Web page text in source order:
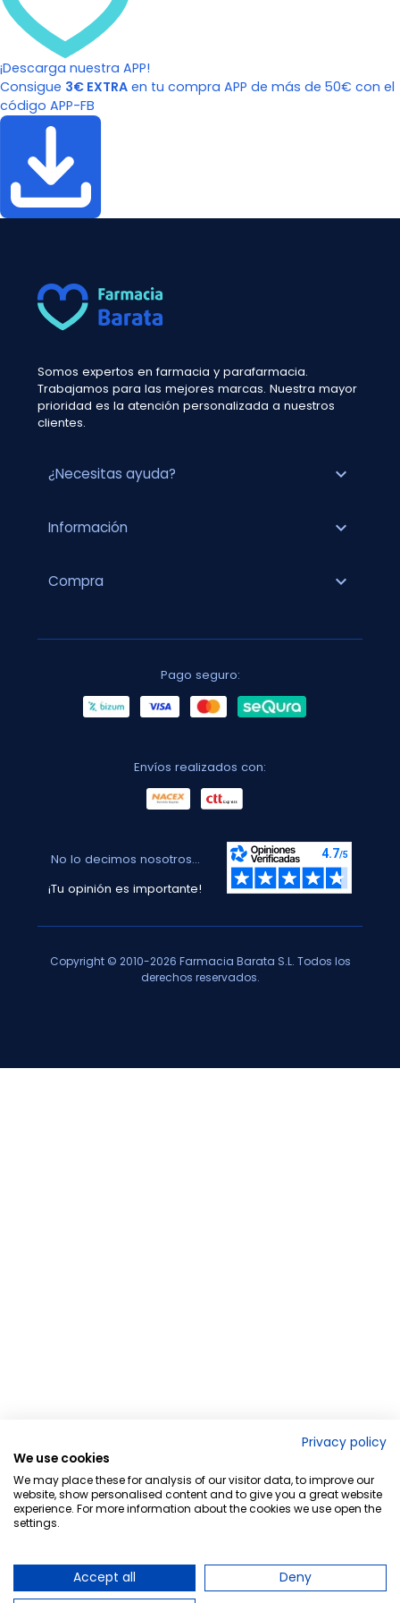
¡Descarga nuestra APP!
Consigue 3€ EXTRA en tu compra APP de más de 50€ con el
código APP-FB
Somos expertos en farmacia y parafarmacia.
Trabajamos para las mejores marcas. Nuestra mayor
prioridad es la atención personalizada a nuestros
clientes.
¿Necesitas ayuda? expand_more
Información expand_more
Compra expand_more
Pago seguro:
Envíos realizados con:
No lo decimos nosotros...
¡Tu opinión es importante!
Copyright © 2010-2026 Farmacia Barata S.L. Todos los
derechos reservados.
Privacy policy
We use cookies
We may place these for analysis of our visitor data, to improve our
website, show personalised content and to give you a great website
experience. For more information about the cookies we use open the
settings.
Accept all Deny